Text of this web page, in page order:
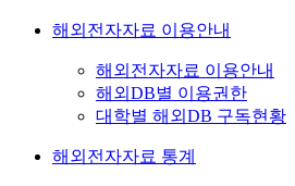
해외전자자료 이용안내
해외전자자료 이용안내
해외DB별 이용권한
대학별 해외DB 구독현황
해외전자자료 통계